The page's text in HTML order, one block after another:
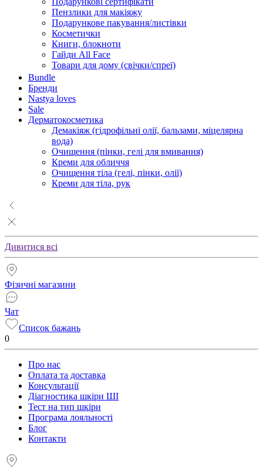
Пензлики для макіяжу
Подарункове пакування/листівки
Косметички
Книги, блокноти
Гайди All Face
Товари для дому (свічки/спреї)
Bundle
Бренди
Nastya loves
Sale
Дерматокосметика
Демакіяж (гідрофільні олії, бальзами, міцелярна
вода)
Очищення (пінки, гелі для вмивання)
Креми для обличчя
Очищення тіла (гелі, пінки, олії)
Креми для тіла, рук
Дивитися всі
Фізичні магазини
Чат
Список бажань
0
Про нас
Оплата та доставка
Консультації
Діагностика шкіри ШІ
Тест на тип шкіри
Програма лояльності
Блог
Контакти